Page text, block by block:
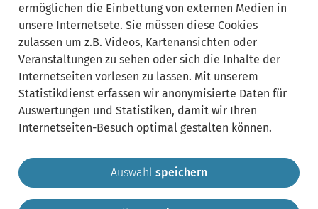
Synonyme:
Fremdenverkehr Medienarbeit PR Public Relations
ermöglichen die Einbettung von externen Medien in
unsere Internetsete. Sie müssen diese Cookies
zulassen um z.B. Videos, Kartenansichten oder
Veranstaltungen zu sehen oder sich die Inhalte der
Internetseiten vorlesen zu lassen. Mit unserem
Statistikdienst erfassen wir anonymisierte Daten für
Auswertungen und Statistiken, damit wir Ihren
Internetseiten-Besuch optimal gestalten können.
Auswahl speichern